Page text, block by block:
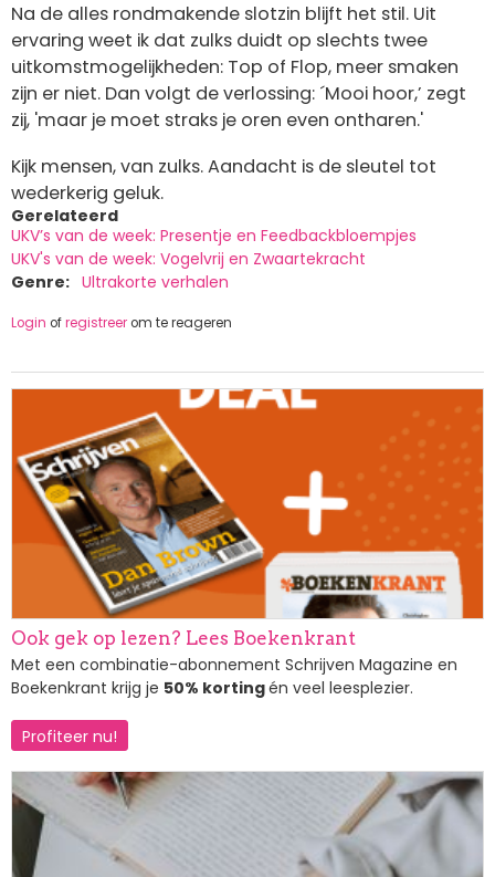
Na de alles rondmakende slotzin blijft het stil. Uit
ervaring weet ik dat zulks duidt op slechts twee
uitkomstmogelijkheden: Top of Flop, meer smaken
zijn er niet. Dan volgt de verlossing: ´Mooi hoor,’ zegt
zij, 'maar je moet straks je oren even ontharen.'
Kijk mensen, van zulks. Aandacht is de sleutel tot
wederkerig geluk.
Gerelateerd
UKV’s van de week: Presentje en Feedbackbloempjes
UKV's van de week: Vogelvrij en Zwaartekracht
Genre
Ultrakorte verhalen
Login ofregistreerom te reageren
Ook gek op lezen? Lees Boekenkrant
Met een combinatie-abonnement Schrijven Magazine en
Boekenkrant krijg je 50% kortingén veel leesplezier.
Profiteer nu!
Afbeelding